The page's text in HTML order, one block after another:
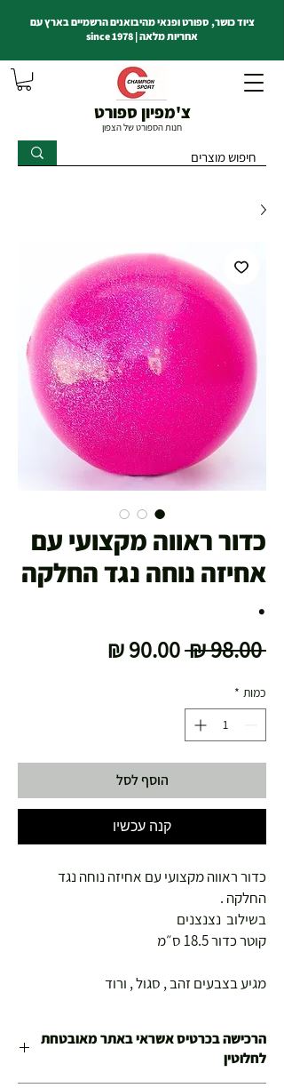
צ'מפיון ספורט
חנות הספורט של הצפון
ציוד כושר, ספורט ופנאי מהיבואנים הרשמיים בארץ עם
אחריות מלאה | since 1978
כדור ראווה מקצועי עם
אחיזה נוחה נגד החלקה
.
‏98.00 ‏₪
מחיר
כמות *
הוסף לסל
קנה עכשיו
כדור ראווה מקצועי עם אחיזה נוחה נגד
החלקה .
בשילוב נצנצנים
קוטר כדור 18.5 ס״מ
מגיע בצבעים זהב , סגול , ורוד
הרכישה בכרטיס אשראי באתר מאובטחת
לחלוטין